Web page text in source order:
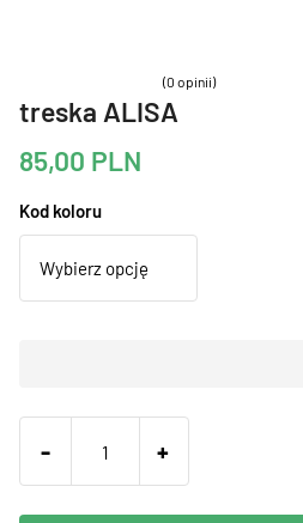
(0 opinii)
treska ALISA
85,00 PLN
Kod koloru
- +